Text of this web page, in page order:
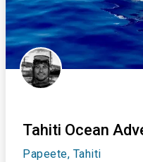
Tahiti Ocean
Papeete, Tahiti